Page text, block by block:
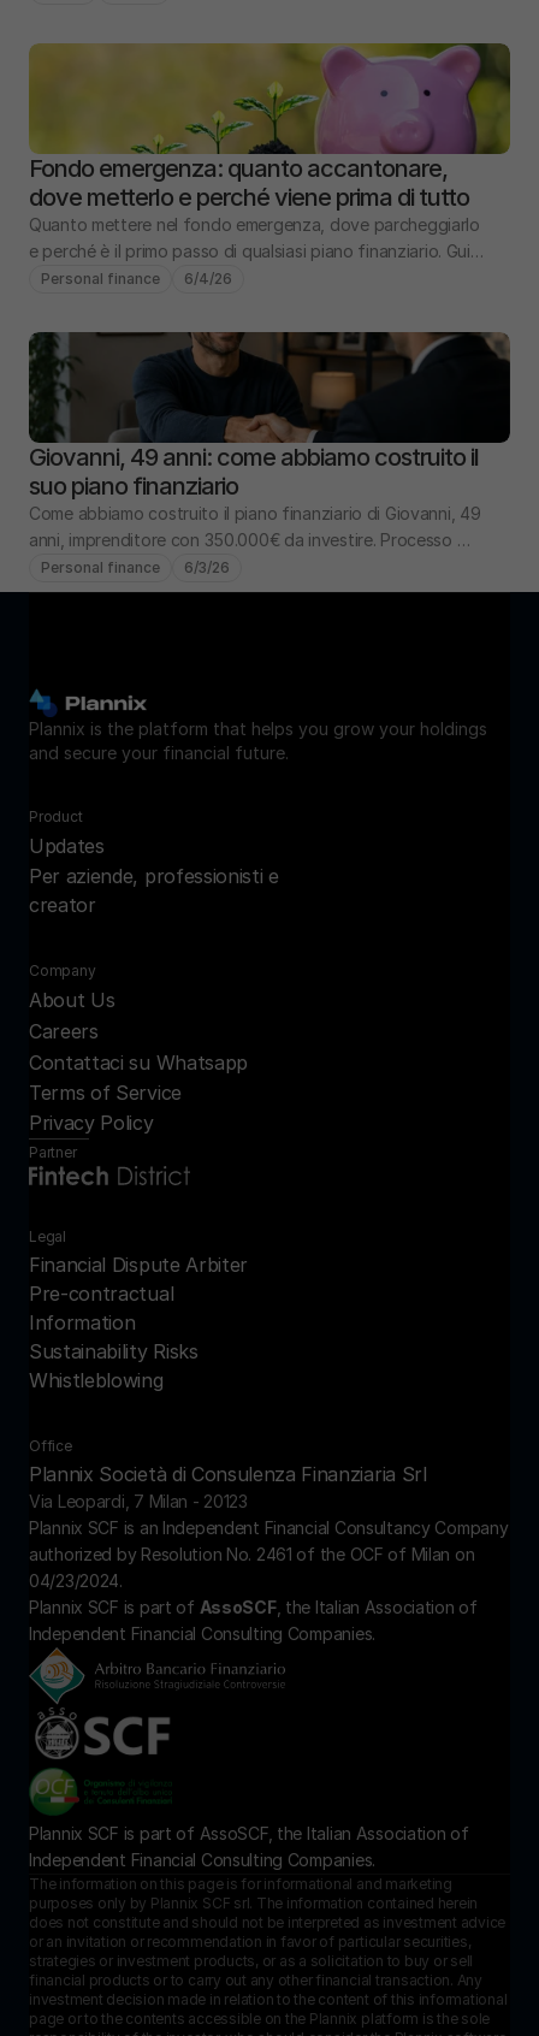
Fondo emergenza: quanto accantonare,
dove metterlo e perché viene prima di tutto
Quanto mettere nel fondo emergenza, dove parcheggiarlo
e perché è il primo passo di qualsiasi piano finanziario. Guida
pratica con numeri e scenari.
Personal finance 6/4/26
Giovanni, 49 anni: come abbiamo costruito il
suo piano finanziario
Come abbiamo costruito il piano finanziario di Giovanni, 49
anni, imprenditore con 350.000€ da investire. Processo
completo: analisi, obiettivi, portafoglio.
Personal finance 6/3/26
The information on this page is for informational and marketing
purposes only by Plannix SCF srl. The information contained herein
does not constitute and should not be interpreted as investment advice
or an invitation or recommendation in favor of particular securities,
strategies or investment products, or as a solicitation to buy or sell
financial products or to carry out any other financial transaction. Any
investment decision made in relation to the content of this informational
page or to the contents accessible on the Plannix platform is the sole
Product
Updates
Per aziende, professionisti e
creator
Company
About Us
Careers
Contattaci su Whatsapp
Terms of Service
Privacy Policy
Partner
Office
Plannix Società di Consulenza Finanziaria Srl
Via Leopardi, 7 Milan - 20123
Plannix is the platform that helps you grow your holdings
and secure your financial future.
Legal
Financial Dispute Arbiter
Pre-contractual
Information
Sustainability Risks
Whistleblowing
Plannix SCF is an Independent Financial Consultancy Company
authorized by Resolution No. 2461 of the OCF of Milan on
04/23/2024.
Plannix SCF is part of AssoSCF, the Italian Association of
Independent Financial Consulting Companies.
Plannix SCF is part of AssoSCF, the Italian Association of
Independent Financial Consulting Companies.